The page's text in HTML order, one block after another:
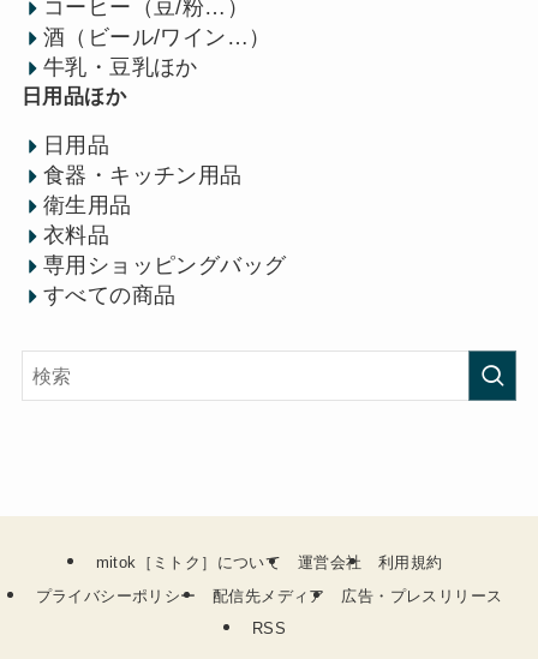
コーヒー（豆/粉…）
酒（ビール/ワイン…）
牛乳・豆乳ほか
日用品ほか
日用品
食器・キッチン用品
衛生用品
衣料品
専用ショッピングバッグ
すべての商品
mitok［ミトク］について 運営会社
利用規約
プライバシーポリシー
配信先メディア
広告・プレスリリース
RSS